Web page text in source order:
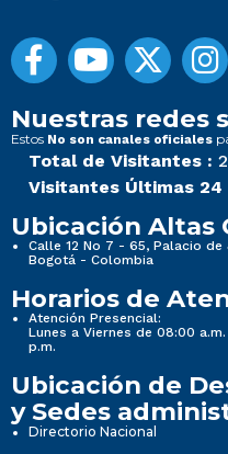
Nuestras redes
Estos No son canales oficiales
Total de Visitantes :
Visitantes Últimas 24
Ubicación Altas
Calle 12 No 7 - 65, Palacio
Bogotá - Colombia
Horarios de
Atención Presencial:
Lunes a Viernes de 08:00
p.m.
Ubicación de
y Sedes
Directorio Nacional